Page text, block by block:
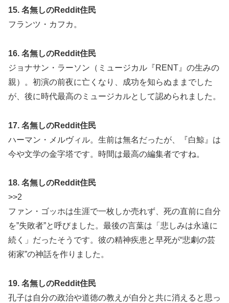
15. 名無しのReddit住民
フランツ・カフカ。
16. 名無しのReddit住民
ジョナサン・ラーソン（ミュージカル『RENT』の生みの
親）。初演の前夜に亡くなり、成功を知らぬままでした
が、後に時代最高のミュージカルとして認められました。
17. 名無しのReddit住民
ハーマン・メルヴィル。生前は無名だったが、『白鯨』は
今や文学の金字塔です。時間は最高の編集者ですね。
18. 名無しのReddit住民
>>2
ファン・ゴッホは生涯で一枚しか売れず、死の直前に自分
を”失敗者”と呼びました。最後の言葉は「悲しみは永遠に
続く」だったそうです。彼の精神疾患と早死が“悲劇の芸
術家”の神話を作りました。
19. 名無しのReddit住民
孔子は自分の政治や道徳の教えが自分と共に消えると思っ